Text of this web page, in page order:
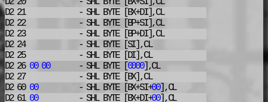
D2 21
- SHLBYTE [BX+DI],CL
D2 22
- SHLBYTE [BP+SI],CL
D2 23
- SHLBYTE [BP+DI],CL
D2 24
- SHLBYTE [SI],CL
D2 25
- SHLBYTE [DI],CL
D2 26 00 00 - SHLBYTE [0000],CL
D2 27
- SHLBYTE [BX],CL
D2 60 00 - SHLBYTE [BX+SI+00],CL
D2 61 00 - SHLBYTE [BX+DI+00],CL